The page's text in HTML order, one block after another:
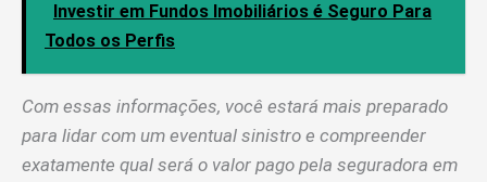
Investir em Fundos Imobiliários é Seguro Para
Todos os Perfis
Com essas informações, você estará mais preparado
para lidar com um eventual sinistro e compreender
exatamente qual será o valor pago pela seguradora em